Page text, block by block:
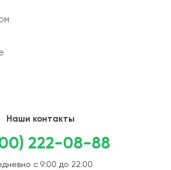
Наши контакты
222-08-88
с 9:00 до 22:00